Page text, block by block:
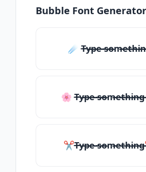
Bubble Font Generator
☄️ T̶̴y̶̴p̶̴e̶̴
🌸 T̶̴y̶̴p̶̴e̶̴
✂T̶̴y̶̴p̶̴e̶̴